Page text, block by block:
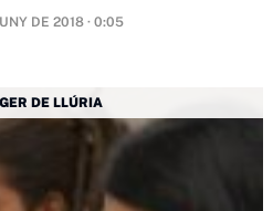
DE 2018 · 0:05
DE LLÚRIA